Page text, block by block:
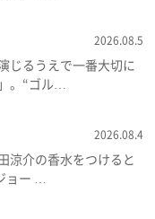
2026.08.5
じるうえで一番大切に
。“ゴル…
2026.08.4
涼介の香水をつけると
ョー …